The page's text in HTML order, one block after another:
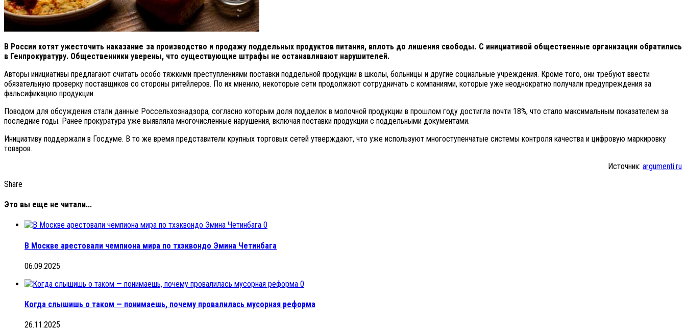
В России хотят ужесточить наказание за производство и продажу поддельных продуктов питания, вплоть до лишения свободы. С инициативой общественные организации обратились
в Генпрокуратуру. Общественники уверены, что существующие штрафы не останавливают нарушителей.
Авторы инициативы предлагают считать особо тяжкими преступлениями поставки поддельной продукции в школы, больницы и другие социальные учреждения. Кроме того, они требуют ввести
обязательную проверку поставщиков со стороны ритейлеров. По их мнению, некоторые сети продолжают сотрудничать с компаниями, которые уже неоднократно получали предупреждения за
фальсификацию продукции.
Поводом для обсуждения стали данные Россельхознадзора, согласно которым доля подделок в молочной продукции в прошлом году достигла почти 18%, что стало максимальным показателем за
последние годы. Ранее прокуратура уже выявляла многочисленные нарушения, включая поставки продукции с поддельными документами.
Инициативу поддержали в Госдуме. В то же время представители крупных торговых сетей утверждают, что уже используют многоступенчатые системы контроля качества и цифровую маркировку
товаров.
Источник: argumenti.ru
Share
Это вы еще не читали...
0
В Москве арестовали чемпиона мира по тхэквондо Эмина Четинбага
06.09.2025
0
Когда слышишь о таком — понимаешь, почему провалилась мусорная реформа
26.11.2025